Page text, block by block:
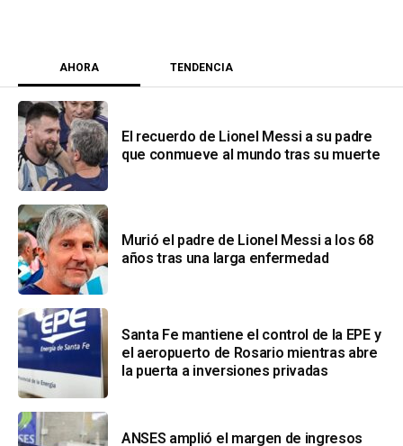
AHORA TENDENCIA
El recuerdo de Lionel Messi a su padre
que conmueve al mundo tras su muerte
Murió el padre de Lionel Messi a los 68
años tras una larga enfermedad
Santa Fe mantiene el control de la EPE y
el aeropuerto de Rosario mientras abre
la puerta a inversiones privadas
ANSES amplió el margen de ingresos